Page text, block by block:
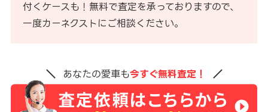
付くケースも！無料で査定を承っておりますので、
一度カーネクストにご相談ください。
あなたの愛車も今すぐ無料査定！